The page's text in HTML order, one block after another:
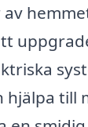
hjälpa till